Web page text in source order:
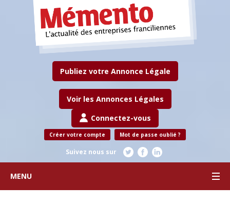
Publiez votre Annonce Légale
Voir les Annonces Légales
Connectez-vous
Créer votre compte Mot de passe oublié ?
Suivez nous sur
MENU